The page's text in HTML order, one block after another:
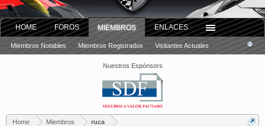
Nuestros Espónsors
Home Miembros ruca
HOME FOROS MIEMBROS
Miembros Notables Miembros Registrados Visitantes Actuales
ENLACES